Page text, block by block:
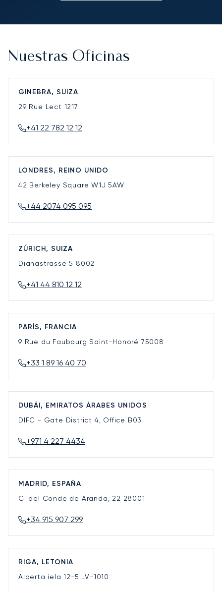
Nuestras Oficinas
GINEBRA, SUIZA
29 Rue Lect 1217
+41 22 782 12 12
LONDRES, REINO UNIDO
42 Berkeley SquareW1J 5AW
+44 2074 095 095
ZÚRICH, SUIZA
Dianastrasse 5 8002
+41 44 810 12 12
PARÍS, FRANCIA
9 Rue du Faubourg Saint-Honoré 75008
+33 1 89 16 40 70
DUBÁI, EMIRATOS ÁRABES UNIDOS
DIFC - Gate District 4, Office B03
+971 4 227 4434
MADRID, ESPAÑA
C. del Conde de Aranda, 22 28001
+34 915 907 299
RIGA, LETONIA
Alberta iela 12-5 LV-1010